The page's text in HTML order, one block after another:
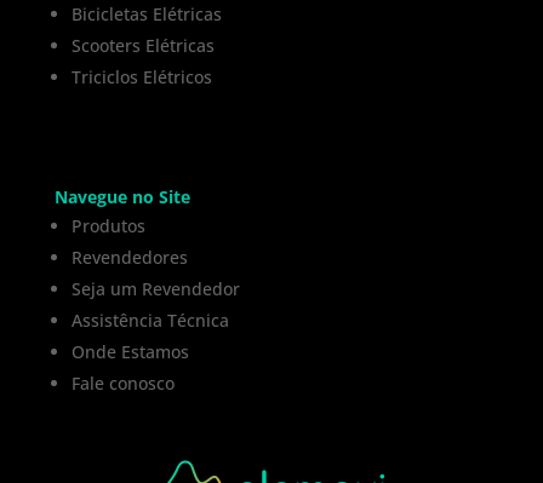
Bicicletas Elétricas
Scooters Elétricas
Triciclos Elétricos
Navegue no Site
Produtos
Revendedores
Seja um Revendedor
Assistência Técnica
Onde Estamos
Fale conosco